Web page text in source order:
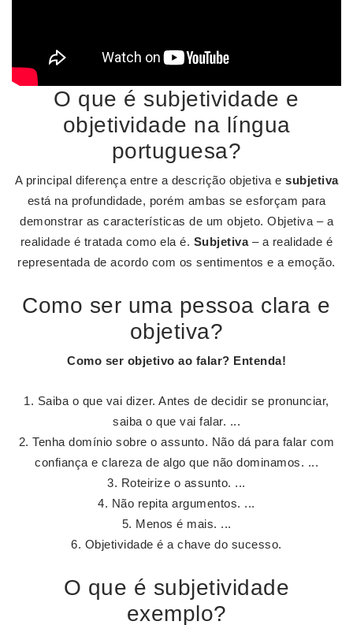
O que é subjetividade e
objetividade na língua
portuguesa?
A principal diferença entre a descrição objetiva e subjetiva
está na profundidade, porém ambas se esforçam para
demonstrar as características de um objeto. Objetiva – a
realidade é tratada como ela é. Subjetiva– a realidade é
representada de acordo com os sentimentos e a emoção.
Como ser uma pessoa clara e
objetiva?
Como ser objetivo ao falar? Entenda!
Saiba o que vai dizer. Antes de decidir se pronunciar,
saiba o que vai falar. ...
Tenha domínio sobre o assunto. Não dá para falar com
confiança e clareza de algo que não dominamos. ...
Roteirize o assunto. ...
Não repita argumentos. ...
Menos é mais. ...
Objetividade é a chave do sucesso.
O que é subjetividade
exemplo?